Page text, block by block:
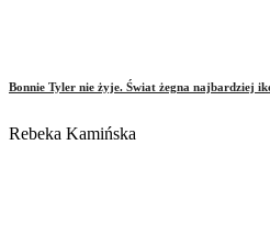
Bonnie Tyler nie żyje. Świat żegna najbardziej
Rebeka Kamińska